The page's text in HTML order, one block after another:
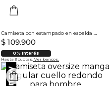
Camiseta con estampado en espalda para hombre
$ 109.900
0% Interés
Hasta 3 cuotas. Ver bancos.